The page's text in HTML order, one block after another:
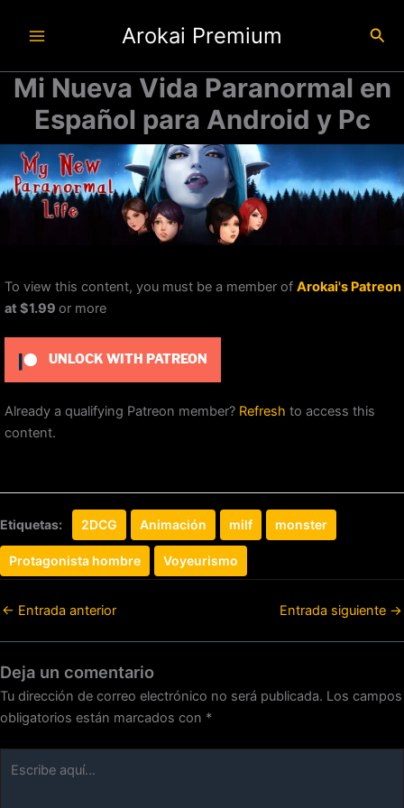
Arokai Premium
Mi Nueva Vida Paranormal en
Español para Android y Pc
To view this content, you must be a member of Arokai's Patreon
at $1.99 or more
UNLOCK WITH PATREON
Already a qualifying Patreon member? Refresh to access this
content.
Etiquetas: 2DCG Animación milf monster
Protagonista hombre Voyeurismo
← Entrada anterior Entrada siguiente →
Deja un comentario
Tu dirección de correo electrónico no será publicada. Los campos
obligatorios están marcados con *
aquí...